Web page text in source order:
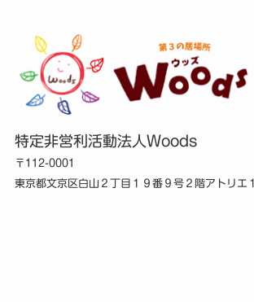
特定非営利活動法人Woods
〒112-0001
東京都文京区白山２丁目１９番９号２階アトリエ１